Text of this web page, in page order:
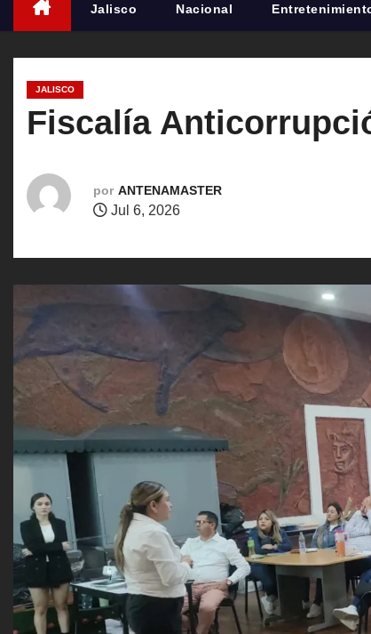
Jalisco Nacional
JALISCO
Fiscalía
por ANTENAMASTER
Jul 6, 2026